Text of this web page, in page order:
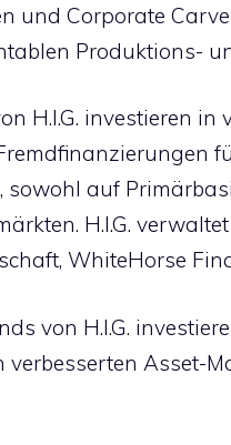
und Corporate
Produktions-
H.I.G. investieren
sowohl auf
H.I.G.
WhiteHorse
von H.I.G.
verbesserten Asset-